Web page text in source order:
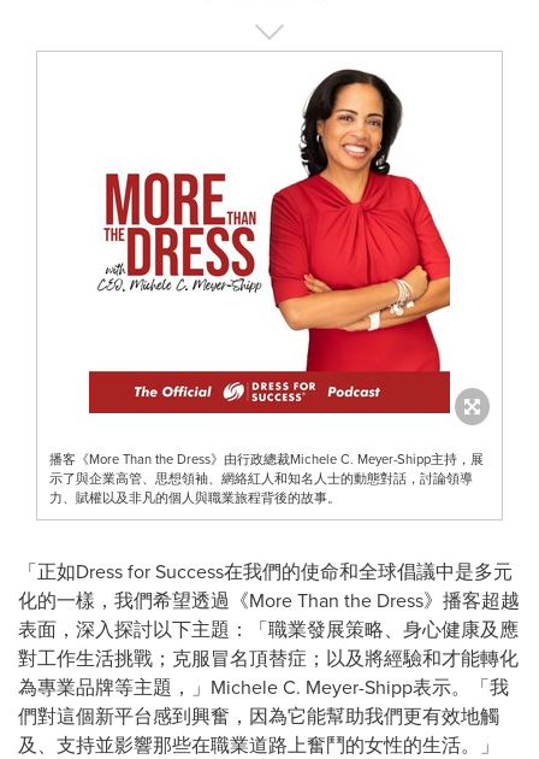
播客《More Than the Dress》由行政總裁Michele C. Meyer-Shipp主持，展
示了與企業高管、思想領袖、網絡紅人和知名人士的動態對話，討論領導
力、賦權以及非凡的個人與職業旅程背後的故事。
「正如Dress for Success在我們的使命和全球倡議中是多元
化的一樣，我們希望透過《More Than the Dress》播客超越
表面，深入探討以下主題：「職業發展策略、身心健康及應
對工作生活挑戰；克服冒名頂替症；以及將經驗和才能轉化
為專業品牌等主題，」Michele C. Meyer-Shipp表示。「我
們對這個新平台感到興奮，因為它能幫助我們更有效地觸
及、支持並影響那些在職業道路上奮鬥的女性的生活。」